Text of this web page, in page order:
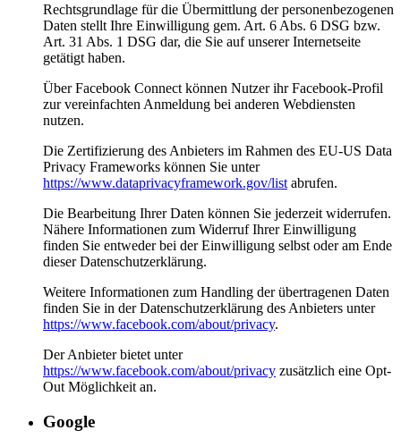
Rechtsgrundlage für die Übermittlung der personenbezogenen
Daten stellt Ihre Einwilligung gem. Art. 6 Abs. 6 DSG bzw.
Art. 31 Abs. 1 DSG dar, die Sie auf unserer Internetseite
getätigt haben.
Über Facebook Connect können Nutzer ihr Facebook-Profil
zur vereinfachten Anmeldung bei anderen Webdiensten
nutzen.
Die Zertifizierung des Anbieters im Rahmen des EU-US Data
Privacy Frameworks können Sie unter
https://www.dataprivacyframework.gov/list abrufen.
Die Bearbeitung Ihrer Daten können Sie jederzeit widerrufen.
Nähere Informationen zum Widerruf Ihrer Einwilligung
finden Sie entweder bei der Einwilligung selbst oder am Ende
dieser Datenschutzerklärung.
Weitere Informationen zum Handling der übertragenen Daten
finden Sie in der Datenschutzerklärung des Anbieters unter
https://www.facebook.com/about/privacy.
Der Anbieter bietet unter
https://www.facebook.com/about/privacy zusätzlich eine Opt-
Out Möglichkeit an.
Google